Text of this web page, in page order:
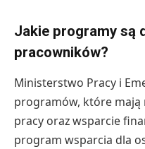
Jakie programy są
pracowników?
Ministerstwo Pracy i
programów, które
pracy oraz wsparcie
program wsparcia dla